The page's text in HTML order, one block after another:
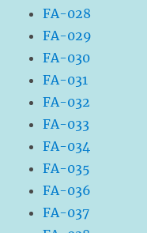
FA-028
FA-029
FA-030
FA-031
FA-032
FA-033
FA-034
FA-035
FA-036
FA-037